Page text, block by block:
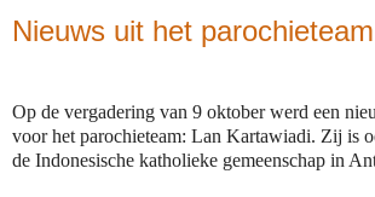
Nieuws uit het parochieteam
Op de vergadering van 9 oktober werd een
voor het parochieteam: Lan Kartawiadi. Zij is
de Indonesische katholieke gemeenschap in